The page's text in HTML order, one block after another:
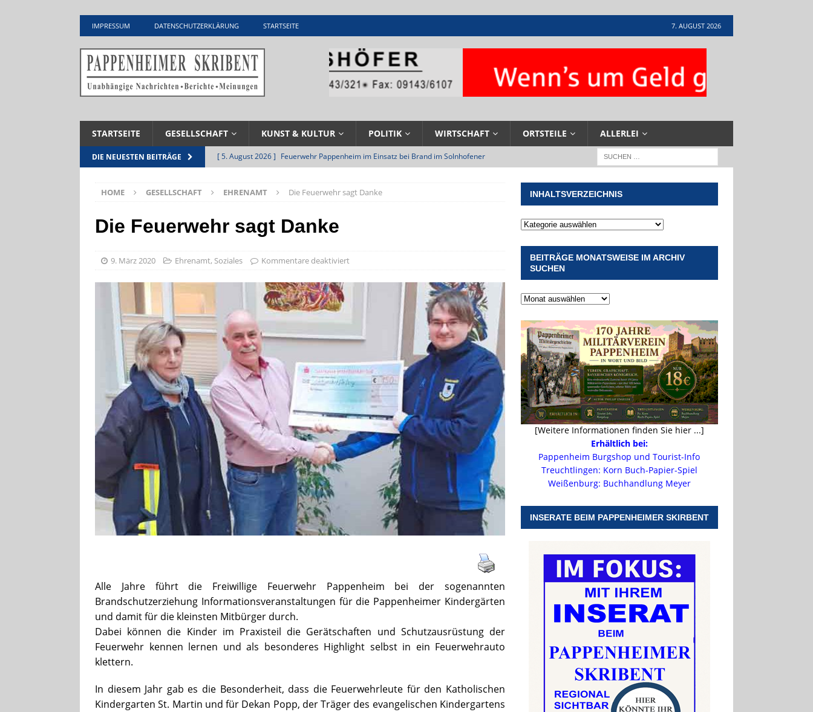
IMPRESSUM DATENSCHUTZERKLÄRUNG STARTSEITE 7. AUGUST 2026
STARTSEITE GESELLSCHAFT KUNST & KULTUR POLITIK WIRTSCHAFT ORTSTEILE ALLERLEI
DIE NEUESTEN BEITRÄGE [ 5. August 2026 ] Feuerwehr Pappenheim im Einsatz bei Brand im Solnhofener
[ 4. August 2026 ]
Militärgeschichte paddelt in Pappenheim bis heute mit
VERANSTALTUNGEN
[ 4. August 2026 ]
ankommen
VERANSTALTUNGEN
VERANSTALTUNGEN
[ 3. August 2026 ] Neue Naturparkführer verstärken das Angebot im Altmühltal
TOURISTIK
[ 5. August 2026 ] Stellenangebot beim Wasserzweckverband links der Altmühl
UNTERNEHMEN
HOME GESELLSCHAFT EHRENAMT Die Feuerwehr sagt Danke
Die Feuerwehr sagt Danke
9. März 2020 Ehrenamt, Soziales Kommentare deaktiviert
Alle Jahre führt die Freiwillige Feuerwehr Pappenheim bei der sogenannten
Brandschutzerziehung Informationsveranstaltungen für die Pappenheimer Kindergärten
und damit für die kleinsten Mitbürger durch.
Dabei können die Kinder im Praxisteil die Gerätschaften und Schutzausrüstung der
Feuerwehr kennen lernen und als besonderes Highlight selbst in ein Feuerwehrauto
klettern.
In diesem Jahr gab es die Besonderheit, dass die Feuerwehrleute für den Katholischen
Kindergarten St. Martin und für Dekan Popp, der Träger des evangelischen Kindergartens
INHALTSVERZEICHNIS
BEITRÄGE MONATSWEISE IM ARCHIV
SUCHEN
[Weitere Informationen finden Sie hier ...]
Erhältlich bei:
Pappenheim Burgshop und Tourist-Info
Treuchtlingen: Korn Buch-Papier-Spiel
Weißenburg: Buchhandlung Meyer
INSERATE BEIM PAPPENHEIMER SKIRBENT